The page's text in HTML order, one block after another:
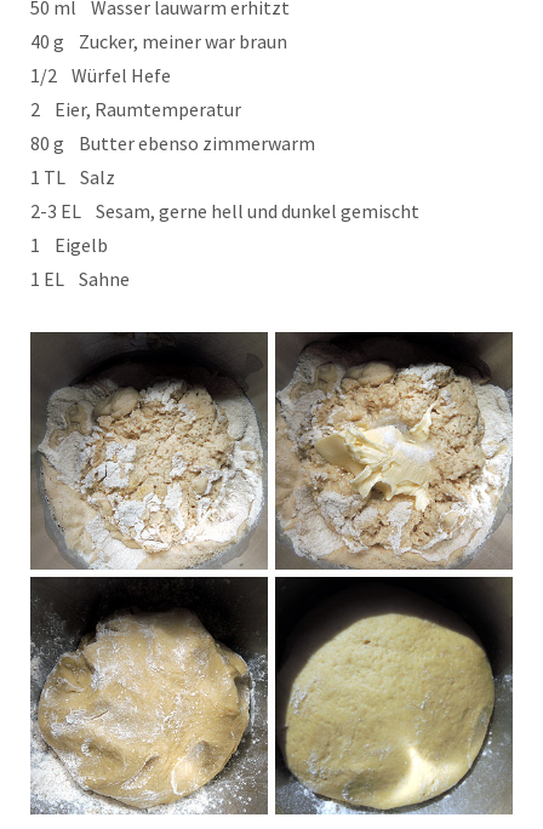
50 ml Wasser lauwarm erhitzt
40 g Zucker, meiner war braun
1/2 Würfel Hefe
2 Eier, Raumtemperatur
80 g Butter ebenso zimmerwarm
1 TL Salz
2-3 EL Sesam, gerne hell und dunkel gemischt
1 Eigelb
1 EL Sahne